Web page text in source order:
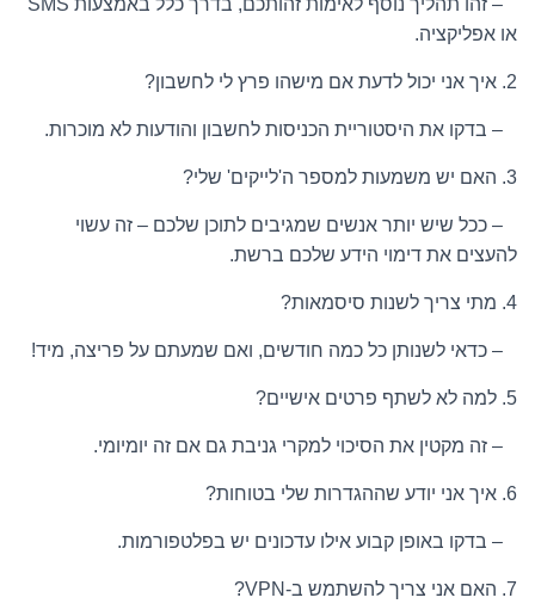
– זהו תהליך נוסף לאימות זהותכם, בדרך כלל באמצעות SMS
או אפליקציה.
2. איך אני יכול לדעת אם מישהו פרץ לי לחשבון?
– בדקו את היסטוריית הכניסות לחשבון והודעות לא מוכרות.
3. האם יש משמעות למספר ה'לייקים' שלי?
– ככל שיש יותר אנשים שמגיבים לתוכן שלכם – זה עשוי
להעצים את דימוי הידע שלכם ברשת.
4. מתי צריך לשנות סיסמאות?
– כדאי לשנותן כל כמה חודשים, ואם שמעתם על פריצה, מיד!
5. למה לא לשתף פרטים אישיים?
– זה מקטין את הסיכוי למקרי גניבת גם אם זה יומיומי.
6. איך אני יודע שההגדרות שלי בטוחות?
– בדקו באופן קבוע אילו עדכונים יש בפלטפורמות.
7. האם אני צריך להשתמש ב-VPN?